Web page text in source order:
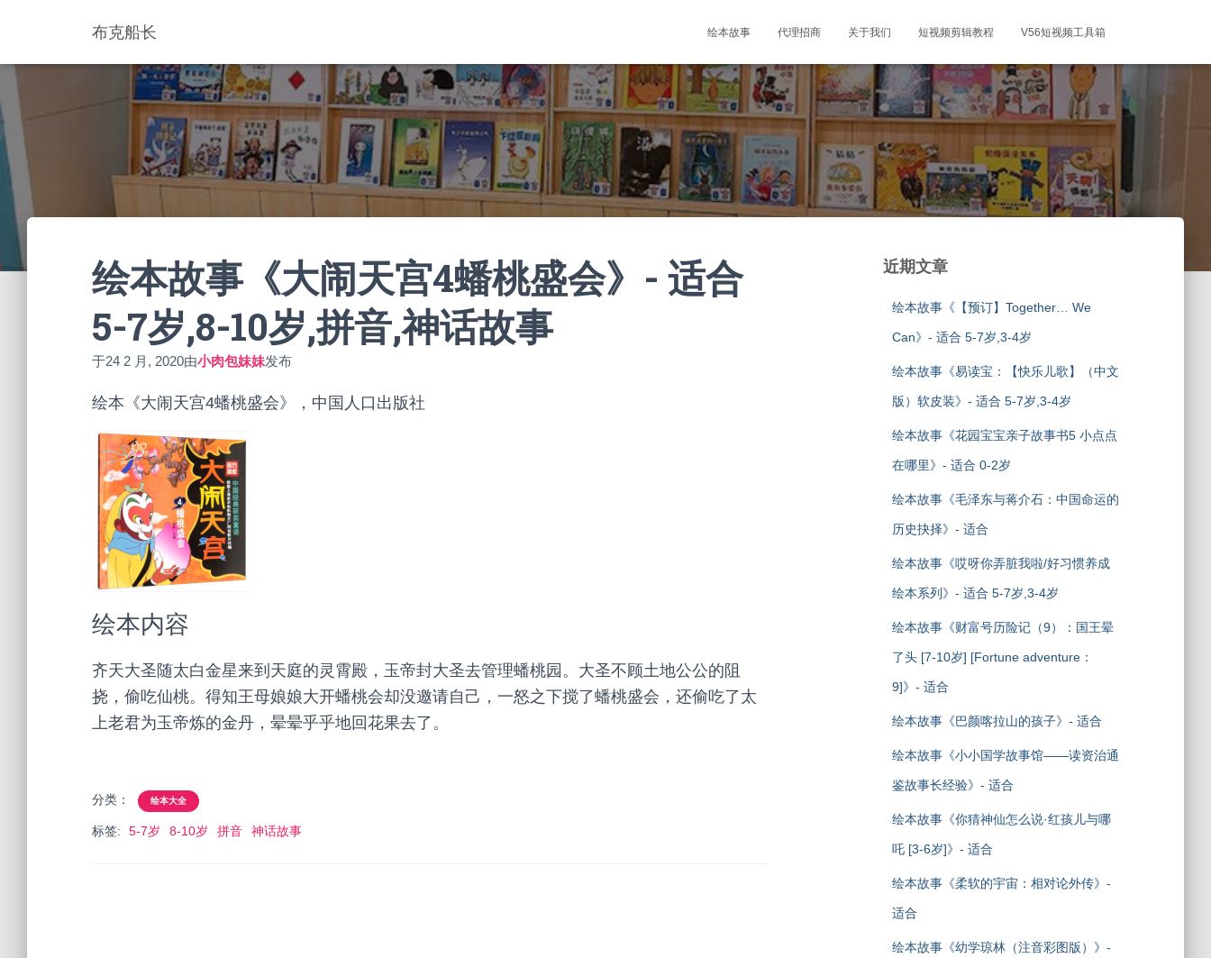
布克船长 绘本故事 代理招商 关于我们 短视频剪辑教程 V56短视频工具箱
绘本故事《大闹天宫4蟠桃盛会》- 适合
5-7岁,8-10岁,拼音,神话故事
于24 2 月, 2020由小肉包妹妹发布
绘本《大闹天宫4蟠桃盛会》，中国人口出版社
绘本内容
齐天大圣随太白金星来到天庭的灵霄殿，玉帝封大圣去管理蟠桃园。大圣不顾土地公公的阻
挠，偷吃仙桃。得知王母娘娘大开蟠桃会却没邀请自己，一怒之下搅了蟠桃盛会，还偷吃了太
上老君为玉帝炼的金丹，晕晕乎乎地回花果去了。
分类： 绘本大全
标签: 5-7岁 8-10岁 拼音 神话故事
近期文章
绘本故事《【预订】Together… We
Can》- 适合 5-7岁,3-4岁
绘本故事《易读宝：【快乐儿歌】（中文
版）软皮装》- 适合 5-7岁,3-4岁
绘本故事《花园宝宝亲子故事书5 小点点
在哪里》- 适合 0-2岁
绘本故事《毛泽东与蒋介石：中国命运的
历史抉择》- 适合
绘本故事《哎呀你弄脏我啦/好习惯养成
绘本系列》- 适合 5-7岁,3-4岁
绘本故事《财富号历险记（9）：国王晕
了头 [7-10岁] [Fortune adventure：
9]》- 适合
绘本故事《巴颜喀拉山的孩子》- 适合
绘本故事《小小国学故事馆——读资治通
鉴故事长经验》- 适合
绘本故事《你猜神仙怎么说·红孩儿与哪
吒 [3-6岁]》- 适合
绘本故事《柔软的宇宙：相对论外传》-
适合
绘本故事《幼学琼林（注音彩图版）》-